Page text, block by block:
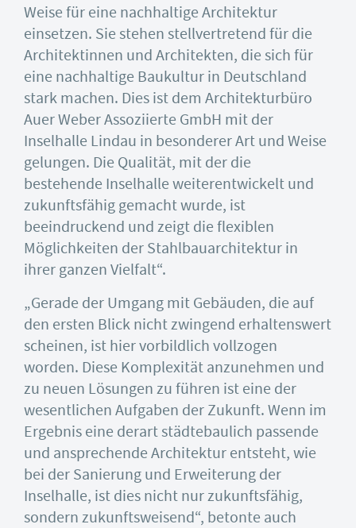
Weise für eine nachhaltige Architektur
einsetzen. Sie stehen stellvertretend für die
Architektinnen und Architekten, die sich für
eine nachhaltige Baukultur in Deutschland
stark machen. Dies ist dem Architekturbüro
Auer Weber Assoziierte GmbH mit der
Inselhalle Lindau in besonderer Art und Weise
gelungen. Die Qualität, mit der die
bestehende Inselhalle weiterentwickelt und
zukunftsfähig gemacht wurde, ist
beeindruckend und zeigt die flexiblen
Möglichkeiten der Stahlbauarchitektur in
ihrer ganzen Vielfalt“.
„Gerade der Umgang mit Gebäuden, die auf
den ersten Blick nicht zwingend erhaltenswert
scheinen, ist hier vorbildlich vollzogen
worden. Diese Komplexität anzunehmen und
zu neuen Lösungen zu führen ist eine der
wesentlichen Aufgaben der Zukunft. Wenn im
Ergebnis eine derart städtebaulich passende
und ansprechende Architektur entsteht, wie
bei der Sanierung und Erweiterung der
Inselhalle, ist dies nicht nur zukunftsfähig,
sondern zukunftsweisend“, betonte auch